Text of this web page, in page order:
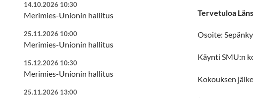
Tervetuloa
Osoite:
Käynti SMU:n
Kokouksen
14.10.2026 10:30
Merimies-Unionin hallitus
25.11.2026 10:00
Merimies-Unionin hallitus
15.12.2026 10:30
Merimies-Unionin hallitus
25.11.2026 13:00